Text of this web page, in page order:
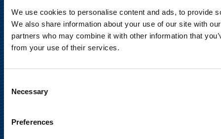
We use cookies to personalise content and ads, to provide
We also share information about your use of our site with
partners who may combine it with other information that
from your use of their services.
Selection
Necessary
Preferences
Puh. 010 214 300
Tietosuojaseloste
Sosiaalinen media